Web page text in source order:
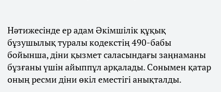
Нәтижесінде ер адам Әкімшілік құқық
бұзушылық туралы кодекстің 490-бабы
бойынша, діни қызмет саласындағы заңнаманы
бұзғаны үшін айыппұл арқалады. Сонымен қатар
оның ресми діни өкіл еместігі анықталды.